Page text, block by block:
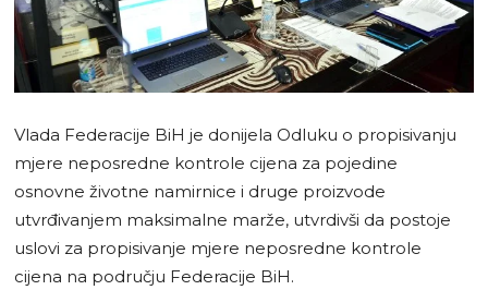
Vlada Federacije BiH je donijela Odluku o propisivanju
mjere neposredne kontrole cijena za pojedine
osnovne životne namirnice i druge proizvode
utvrđivanjem maksimalne marže, utvrdivši da postoje
uslovi za propisivanje mjere neposredne kontrole
cijena na području Federacije BiH.